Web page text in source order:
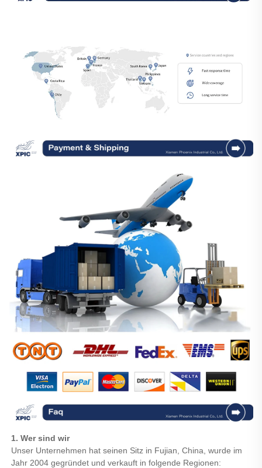
1. Wer sind wir
Unser Unternehmen hat seinen Sitz in Fujian, China, wurde im
Jahr 2004 gegründet und verkauft in folgende Regionen: